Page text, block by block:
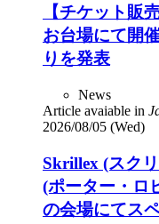
【チケット販
お台場にて開
りを発表
News
Article avaiable in
2026/08/05 (Wed)
Skrillex (スク
(ポーター・ロ
の会場にてス